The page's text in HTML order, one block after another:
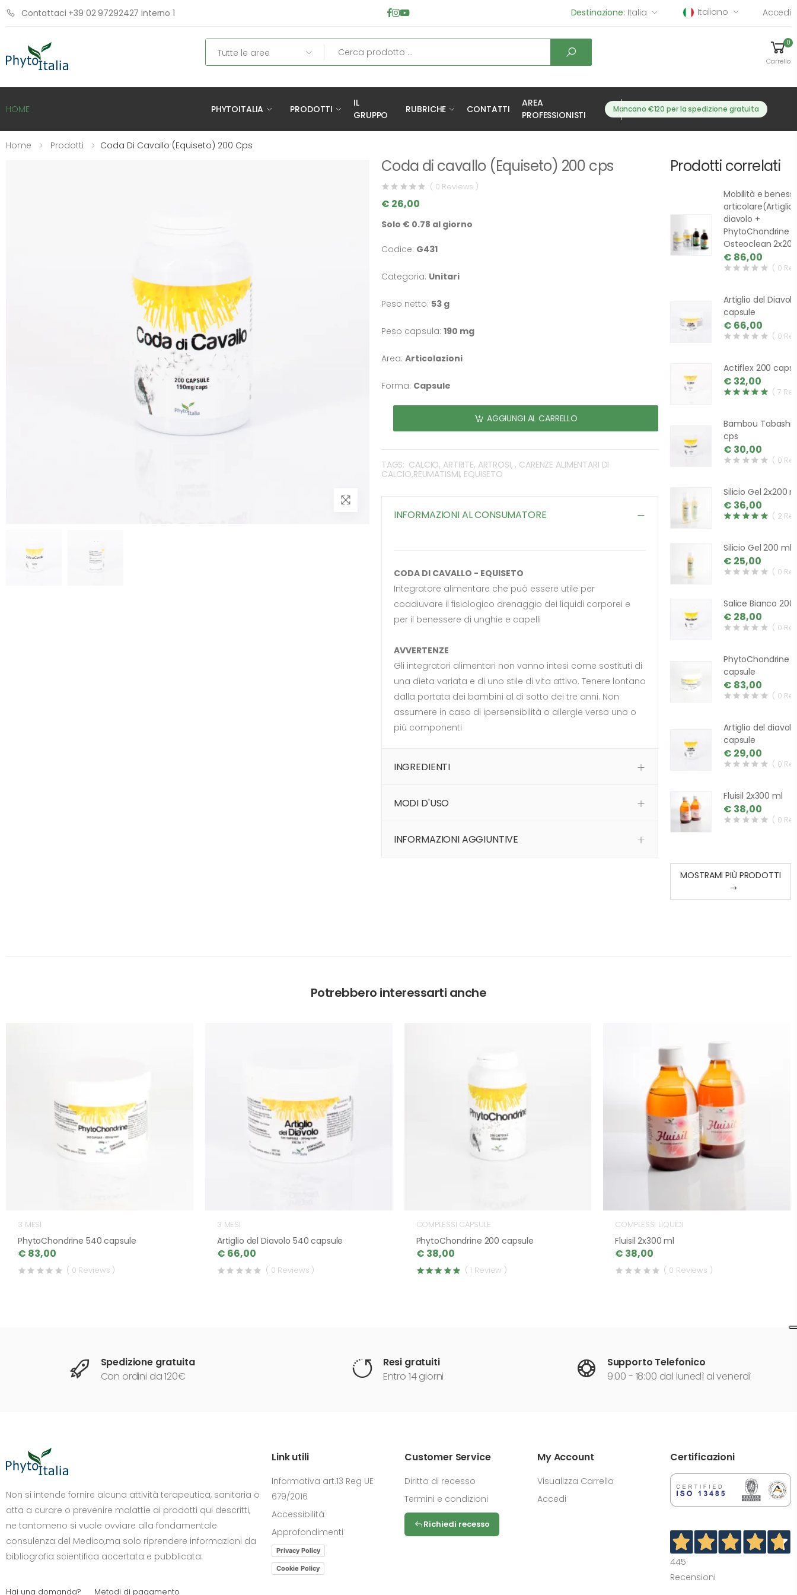
Contattaci +39 02 97292427 interno 1 Destinazione: Italia Italiano Accedi
0
Carrello
HOME PHYTOITALIA PRODOTTI
IL
GRUPPO
RUBRICHE CONTATTI
AREA
PROFESSIONISTI
Mancano €120 per la spedizione gratuita
Home Prodotti Coda Di Cavallo (Equiseto) 200 Cps
Coda di cavallo (Equiseto) 200 cps
( 0 Reviews )
€ 26,00
Solo € 0.78 al giorno
Codice: G431
Categoria: Unitari
Peso netto: 53 g
Peso capsula: 190 mg
Area: Articolazioni
Forma: Capsule
AGGIUNGI AL CARRELLO
TAGS: CALCIO, ARTRITE, ARTROSI, , CARENZE ALIMENTARI DI
CALCIO,REUMATISMI, EQUISETO
INFORMAZIONI AL CONSUMATORE
CODA DI CAVALLO - EQUISETO
Integratore alimentare che può essere utile per
coadiuvare il fisiologico drenaggio dei liquidi corporei e
per il benessere di unghie e capelli
AVVERTENZE
Gli integratori alimentari non vanno intesi come sostituti di
una dieta variata e di uno stile di vita attivo. Tenere lontano
dalla portata dei bambini al di sotto dei tre anni. Non
assumere in caso di ipersensibilità o allergie verso uno o
più componenti
INGREDIENTI
MODI D'USO
INFORMAZIONI AGGIUNTIVE
Prodotti correlati
Mobilità e
articolare(Artiglio
diavolo +
PhytoChondrine +
Osteoclean
€ 86,00
( 0
Artiglio del
capsule
€ 66,00
( 0
Actiflex 200
€ 32,00
( 7
Bambou
cps
€ 30,00
( 0
Silicio Gel 2x200
€ 36,00
( 2
Silicio Gel 200 ml
€ 25,00
( 0
Salice Bianco
€ 28,00
( 0
PhytoChondrine
capsule
€ 83,00
( 0
Artiglio del
capsule
€ 29,00
( 0
Fluisil 2x300 ml
€ 38,00
( 0
MOSTRAMI PIÙ PRODOTTI
Potrebbero interessarti anche
3 MESI
PhytoChondrine 540 capsule
€ 83,00
( 0 Reviews )
3 MESI
Artiglio del Diavolo 540 capsule
€ 66,00
( 0 Reviews )
COMPLESSI CAPSULE
PhytoChondrine 200 capsule
€ 38,00
( 1 Review )
COMPLESSI LIQUIDI
Fluisil 2x300 ml
€ 38,00
( 0 Reviews )
Spedizione gratuita
Con ordini da 120€
Resi gratuiti
Entro 14 giorni
Supporto Telefonico
9:00 - 18:00 dal lunedì al venerdì
Non si intende fornire alcuna attività terapeutica, sanitaria o
atta a curare o prevenire malattie ai prodotti qui descritti,
ne tantomeno si vuole ovviare alla fondamentale
consulenza del Medico,ma solo riprendere informazioni da
bibliografia scientifica accertata e pubblicata.
Hai una domanda? Metodi di pagamento
Link utili
Informativa art.13 Reg UE
679/2016
Accessibilità
Approfondimenti
Privacy Policy
Cookie Policy
Customer Service
Diritto di recesso
Termini e condizioni
Richiedi recesso
My Account
Visualizza Carrello
Accedi
Certificazioni
445
Recensioni
DIMENSIONE TESTO
A- +0% A+
CONTRASTO
Standard Alto Scuro Chiaro
OPZIONI
Cursore grande Spaziatura testo